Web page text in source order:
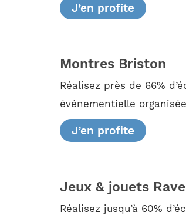
J’en profite
Montres Briston
Réalisez près de 66%
événementielle
J’en profite
Jeux & jouets
Réalisez jusqu’à 60%